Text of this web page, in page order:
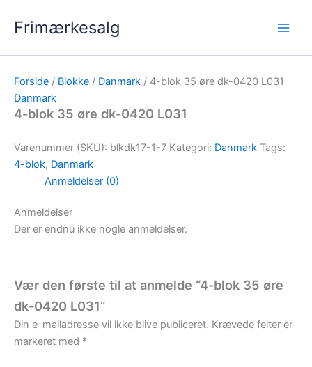
Frimærkesalg
Forside / Blokke / Danmark / 4-blok 35 øre dk-0420 L031
Danmark
4-blok 35 øre dk-0420 L031
Varenummer (SKU): blkdk17-1-7 Kategori: Danmark Tags:
4-blok, Danmark
Anmeldelser (0)
Anmeldelser
Der er endnu ikke nogle anmeldelser.
Vær den første til at anmelde “4-blok 35 øre
dk-0420 L031”
Din e-mailadresse vil ikke blive publiceret. Krævede felter er
markeret med *